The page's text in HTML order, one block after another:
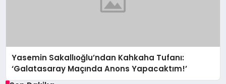
Yasemin Sakallıoğlu’ndan Kahkaha Tufanı:
‘Galatasaray Maçında Anons Yapacaktım!’